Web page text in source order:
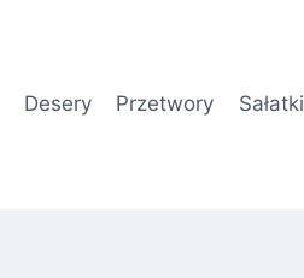
Desery Przetwory Sałatki